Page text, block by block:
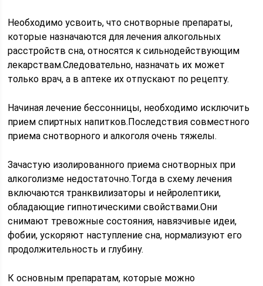
Необходимо усвоить, что снотворные препараты,
которые назначаются для лечения алкогольных
расстройств сна, относятся к сильнодействующим
лекарствам.Следовательно, назначать их может
только врач, а в аптеке их отпускают по рецепту.
Начиная лечение бессонницы, необходимо исключить
прием спиртных напитков.Последствия совместного
приема снотворного и алкоголя очень тяжелы.
Зачастую изолированного приема снотворных при
алкоголизме недостаточно.Тогда в схему лечения
включаются транквилизаторы и нейролептики,
обладающие гипнотическими свойствами.Они
снимают тревожные состояния, навязчивые идеи,
фобии, ускоряют наступление сна, нормализуют его
продолжительность и глубину.
К основным препаратам, которые можно